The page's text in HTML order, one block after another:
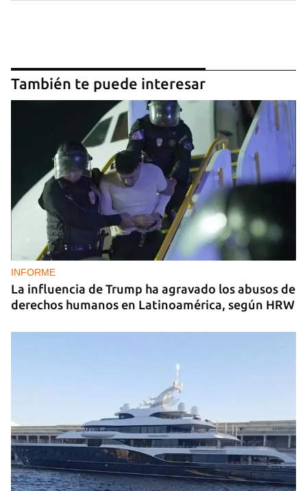
También te puede interesar
INFORME
La influencia de Trump ha agravado los abusos de
derechos humanos en Latinoamérica, según HRW